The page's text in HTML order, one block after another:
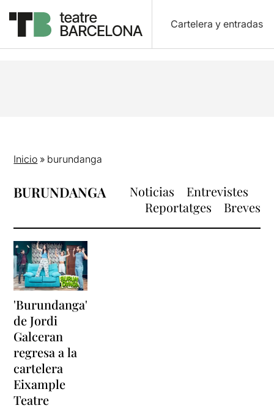
Cartelera y entradas
Inicio » burundanga
BURUNDANGA Noticias
Entrevistes
Reportatges
Breves
'Burundanga'
de Jordi
Galceran
regresa a la
cartelera
Eixample
Teatre